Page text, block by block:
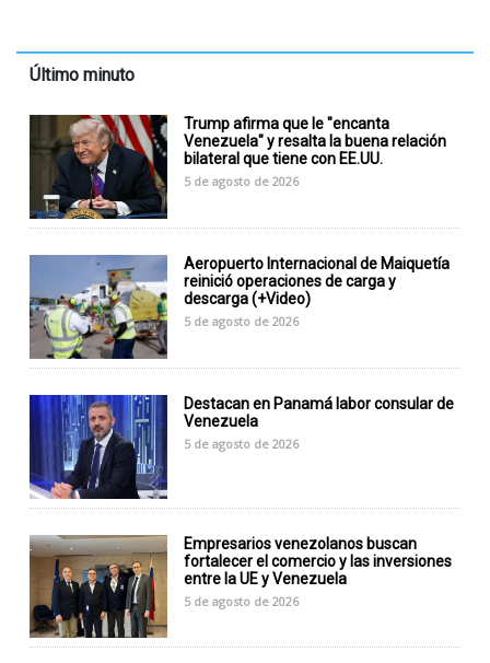
Último minuto
Trump afirma que le "encanta
Venezuela" y resalta la buena relación
bilateral que tiene con EE.UU.
5 de agosto de 2026
Aeropuerto Internacional de Maiquetía
reinició operaciones de carga y
descarga (+Video)
5 de agosto de 2026
Destacan en Panamá labor consular de
Venezuela
5 de agosto de 2026
Empresarios venezolanos buscan
fortalecer el comercio y las inversiones
entre la UE y Venezuela
5 de agosto de 2026